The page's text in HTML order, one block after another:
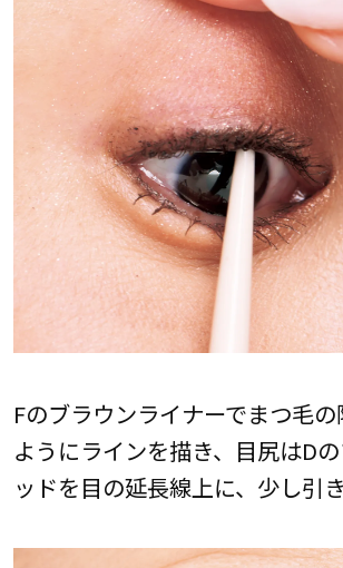
Fのブラウンライナーでまつ毛
ようにラインを描き、目尻はD
ッドを目の延長線上に、少し引き